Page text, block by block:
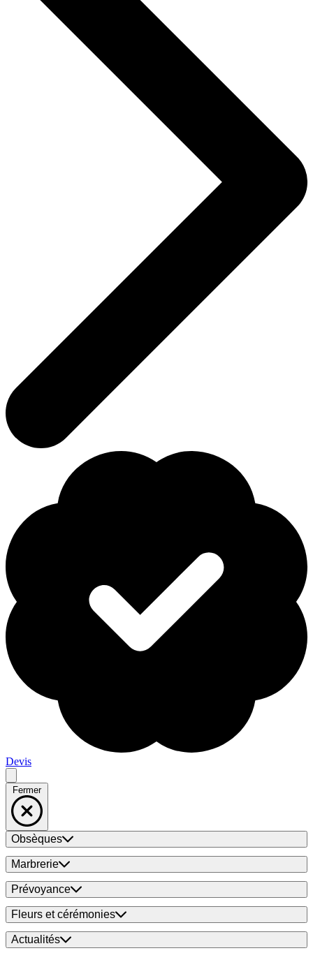
Devis
Fermer
Obsèques
Marbrerie
Prévoyance
Fleurs et cérémonies
Actualités